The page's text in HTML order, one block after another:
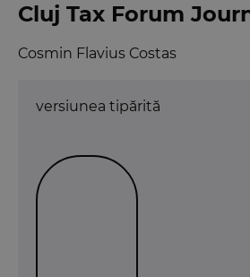
Cluj Tax Forum
Cosmin Flavius Costas
versiunea tipărită